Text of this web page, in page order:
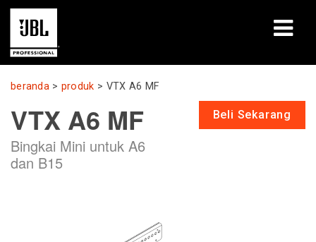
produk
Studi Kasus
Sesi Pembelajaran
beranda > produk > VTX A6 MF
VTX A6 MF
Bingkai Mini untuk A6
dan B15
Beli Sekarang